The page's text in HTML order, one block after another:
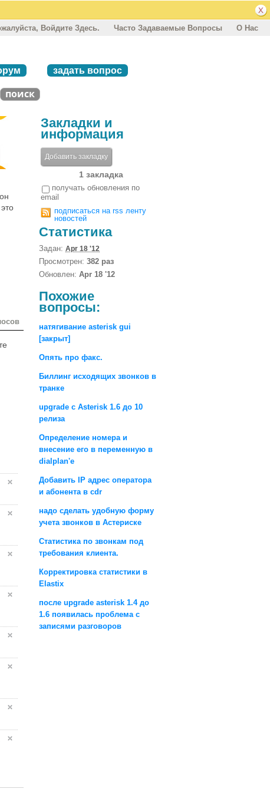
Войдите Здесь. Часто Задаваемые Вопросы О Нас
задать вопрос
Закладки и
информация
Добавить закладку
1 закладка
получать обновления по
email
подписаться на rss ленту
новостей
Статистика
Задан: Apr 18 '12
Просмотрен: 382 раз
Обновлен: Apr 18 '12
Похожие
вопросы:
натягивание asterisk gui
[закрыт]
Опять про факс.
Биллинг исходящих звонков в
транке
upgrade c Asterisk 1.6 до 10
релиза
Определение номера и
внесение его в переменную в
dialplan'е
Добавить IP адрес оператора
и абонента в cdr
надо сделать удобную форму
учета звонков в Астериске
Статистика по звонкам под
требования клиента.
Корректировка статистики в
Elastix
после upgrade asterisk 1.4 до
1.6 появилась проблема с
записями разговоров